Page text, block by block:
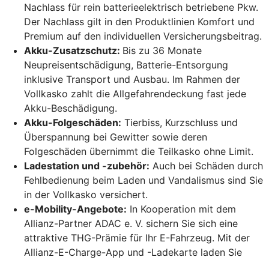
Nachlass für rein batterieelektrisch betriebene Pkw.
Der Nachlass gilt in den Produktlinien Komfort und
Premium auf den individuellen Versicherungsbeitrag.
Akku-Zusatzschutz: Bis zu 36 Monate
Neupreisentschädigung, Batterie-Entsorgung
inklusive Transport und Ausbau. Im Rahmen der
Vollkasko zahlt die Allgefahrendeckung fast jede
Akku-Beschädigung.
Akku-Folgeschäden: Tierbiss, Kurzschluss und
Überspannung bei Gewitter sowie deren
Folgeschäden übernimmt die Teilkasko ohne Limit.
Ladestation und -zubehör: Auch bei Schäden durch
Fehlbedienung beim Laden und Vandalismus sind Sie
in der Vollkasko versichert.
e-Mobility-Angebote: In Kooperation mit dem
Allianz-Partner ADAC e. V. sichern Sie sich eine
attraktive THG-Prämie für Ihr E-Fahrzeug. Mit der
Allianz-E-Charge-App und -Ladekarte laden Sie